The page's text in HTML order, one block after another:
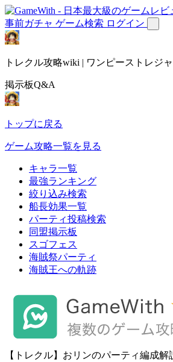
事前ガチャ ゲーム検索 ログイン
トレクル攻略wiki | ワンピーストレジ
掲示板Q&A
トップに戻る
ゲーム攻略一覧を見る
キャラ一覧
最強ランキング
絞り込み検索
船長効果一覧
パーティ投稿検索
同盟掲示板
スゴフェス
海賊祭パーティ
海賊王への軌跡
【トレクル】おリンのパーティ編成